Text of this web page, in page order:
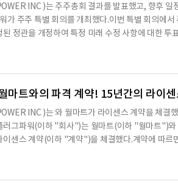
건이 제시될 것으로 예상되지 않는다.2025년 12
회의에서 사용된 동일한 절차를 통해 자신의 주
하 'SEC')에 제출된 플러그파워의 최종 위임장에
다.
INC )는 주주총회 결과를 발표했고, 향후
가 주주 특별 회의를 개최했다.이번 특별 회의에
정관을 개정하여 특정 미래 수정 사항에 대한
필요시 연기하여 추가 위임장을 요청하는 것이
회의에 참석한 주주들은 2025년 12월 12일 기
수 있는 보통주 전체의 3분의 1 이상을 차지하여
건에 대한 찬성은 514,731,695표, 반대는
에 대한 찬성은 652,862,960표, 반대는
은 653,755,763표, 반대는 66,921,007표, 기권
월 5일 오전 10시(동부 표준시)로 연기했으며, 이
마트와의 파격 계약! 15년간의 라이
INC )는 와 월마트가 라이센스 계약을 체결
그파워(이하 "회사")는 월마트(이하 "월마트")와
이센스 계약(이하 "계약")을 체결했다.계약에 따르
것임을 명시하고 있으며, 제한된 상황에서 월마
럭 운영 능력을 유지하기 위해 발생한 비용에 대해